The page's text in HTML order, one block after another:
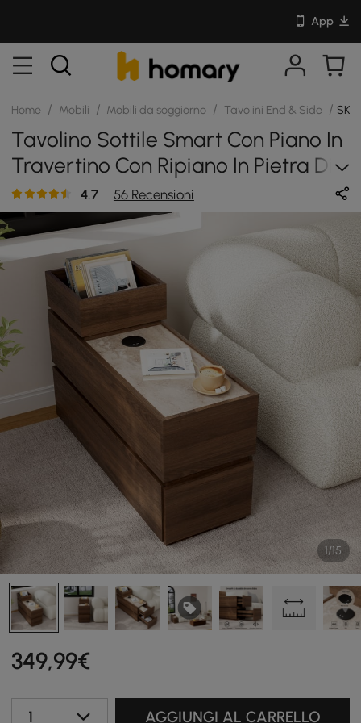
App
Home / Mobili / Mobili da soggiorno / Tavolini End & Side /
Tavolino Sottile Smart Con Piano In
Travertino Con Ripiano In Pietra Di
Travertino
4.7 56 Recensioni
1/15
349,99€
1 AGGIUNGI AL CARRELLO